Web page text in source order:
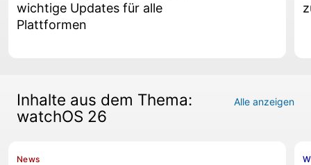
wichtige Updates für alle
Plattformen
Inhalte aus dem Thema:
watchOS 26
Alle anzeigen
News